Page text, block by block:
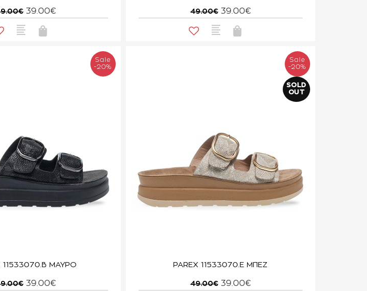
39.00€ 49.00€ 39.00€
Sale
-20%
11533070.B ΜΑΥΡΟ
39.00€
Sale
-20%
SOLD
OUT
PAREX 11533070.E ΜΠΕΖ
49.00€ 39.00€